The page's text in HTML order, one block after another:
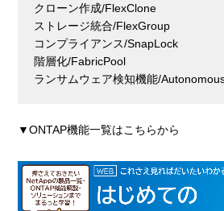
クローン作成/FlexClone
ストレージ統合/FlexGroup
コンプライアンス/SnapLock
階層化/FabricPool
ランサムウェア検知機能/
▼ONTAP機能一覧はこちらから